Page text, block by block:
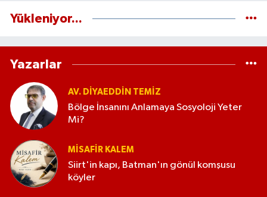
Yükleniyor...
Yazarlar
AV. DIYAEDDIN TEMIZ
Bölge İnsanını Anlamaya Sosyoloji Yeter
Mi?
MISAFIR KALEM
Siirt'in kapı, Batman'ın gönül komşusu
köyler